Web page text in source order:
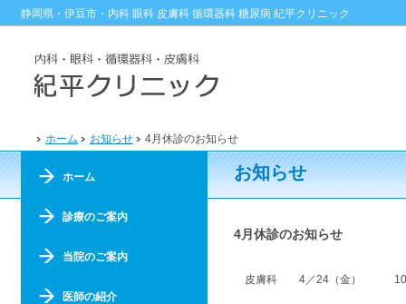
静岡県・伊豆市・内科 眼科 皮膚科 循環器科 糖尿病 紀平クリニック
ホーム お知らせ 4月休診のお知らせ
お知らせ
4月休診のお知らせ
皮膚科 4／24（金） 10
ホーム
診療のご案内
当院のご案内
医師の紹介